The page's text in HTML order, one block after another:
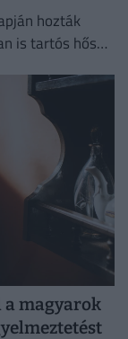
hozták
is tartós hőség
magyarok